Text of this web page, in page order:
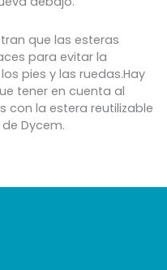
que las esteras
para evitar la
pies y las ruedas.Hay
tener en cuenta al
con la estera reutilizable
Dycem.